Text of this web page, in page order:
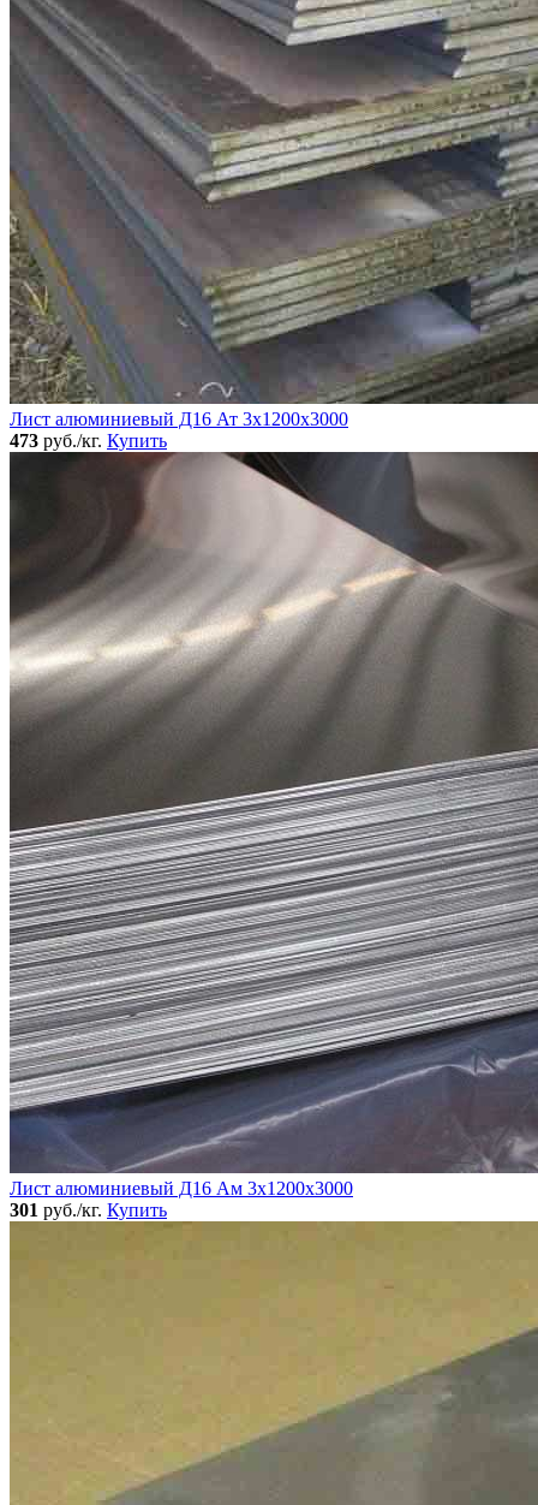
Лист алюминиевый Д16 Ат 3х1200х3000
473 руб./кг. Купить
Лист алюминиевый Д16 Ам 3х1200х3000
301 руб./кг. Купить